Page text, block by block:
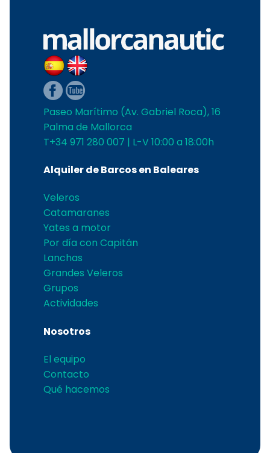
Paseo Marítimo (Av. Gabriel Roca), 16
Palma de Mallorca
T+34 971 280 007 | L-V 10:00 a 18:00h
Alquiler de Barcos en Baleares
Veleros
Catamaranes
Yates a motor
Por día con Capitán
Lanchas
Grandes Veleros
Grupos
Actividades
Nosotros
El equipo
Contacto
Qué hacemos